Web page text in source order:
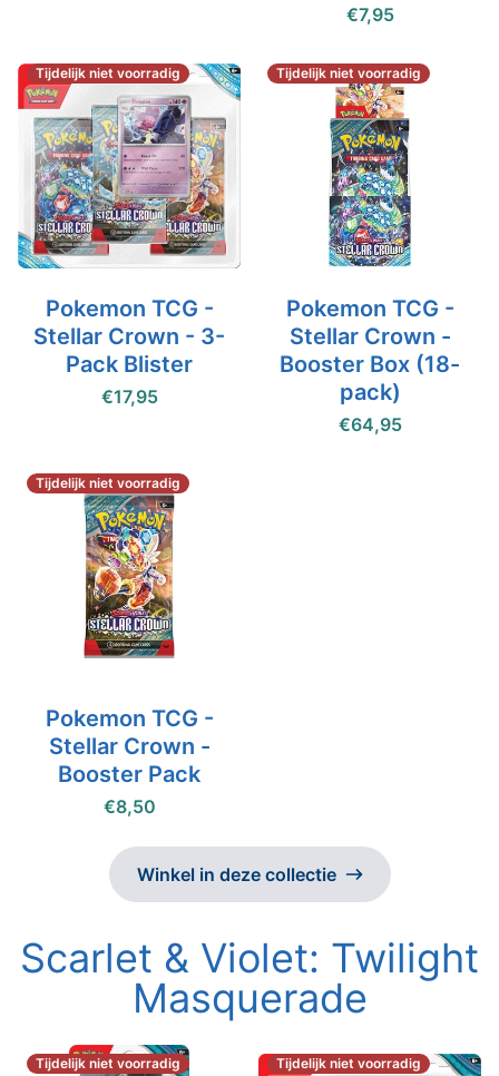
€7,95
Pokemon TCG -
Stellar Crown - 3-
Pack Blister
€17,95
Tijdelijk niet voorradig
Pokemon TCG -
Stellar Crown -
Booster Box (18-
pack)
€64,95
Tijdelijk niet voorradig
Pokemon TCG -
Stellar Crown -
Booster Pack
€8,50
Tijdelijk niet voorradig
Winkel in deze collectie
Scarlet & Violet: Twilight
Masquerade
Tijdelijk niet voorradig Tijdelijk niet voorradig